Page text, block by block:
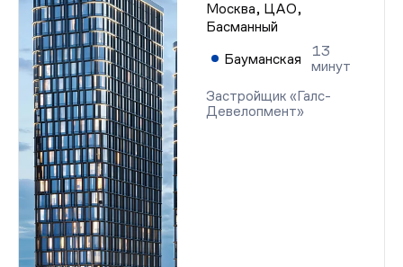
Москва, ЦАО,
Басманный
Бауманская
13
минут
Застройщик «Галс-
Девелопмент»